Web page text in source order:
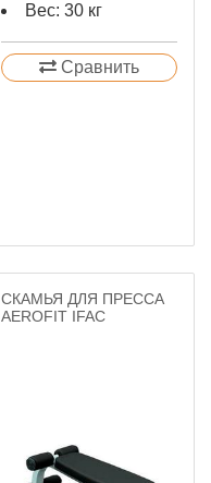
Вес: 30 кг
Сравнить
СКАМЬЯ ДЛЯ ПРЕССА
AEROFIT IFAC